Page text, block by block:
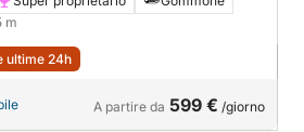
m
ultime 24h
A partire da 599 € /giorno